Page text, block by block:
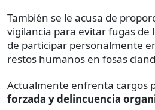
También se le acusa de
vigilancia para evitar fugas de
de participar personalmente
restos humanos en fosas
Actualmente enfrenta cargos
forzada y delincuencia